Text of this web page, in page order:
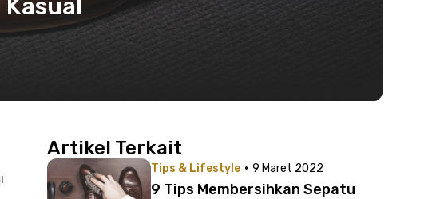
Artikel Terkait
Tips & Lifestyle · 9 Maret 2022
9 Tips Membersihkan Sepatu